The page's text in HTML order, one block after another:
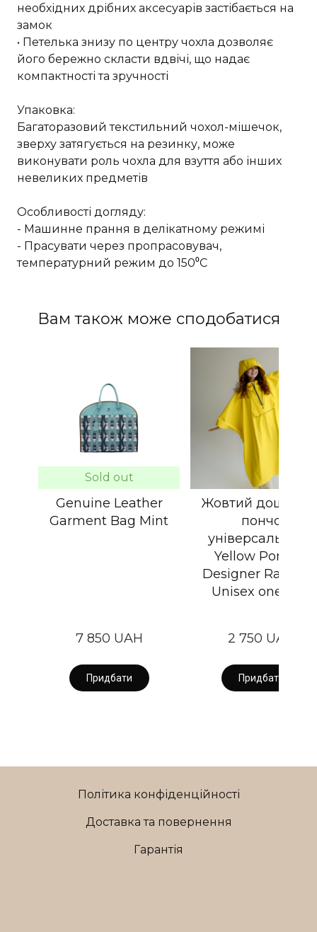
необхідних дрібних аксесуарів застібається на
замок
• Петелька знизу по центру чохла дозволяє
його бережно скласти вдвічі, що надає
компактності та зручності
Упаковка:
Багаторазовий текстильний чохол-мішечок,
зверху затягується на резинку, може
виконувати роль чохла для взуття або інших
невеликих предметів
Особливості догляду:
- Машинне прання в делікатному режимі
- Прасувати через пропрасовувач,
температурний режим до 150⁰С
Вам також може сподобатися
Sold out
Genuine Leather
Garment Bag Mint
7 850 UAH
Придбати
Жовтий
пончо
універсальний /
Yellow Poncho
Designer
Unisex one size
2 750 UAH
Придбати
Політика конфіденційності
Доставка та повернення
Гарантія